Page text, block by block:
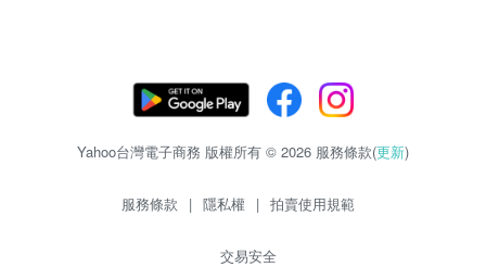
Yahoo台灣電子商務 版權所有 © 2026 服務條款(更新)
服務條款 | 隱私權 | 拍賣使用規範
交易安全